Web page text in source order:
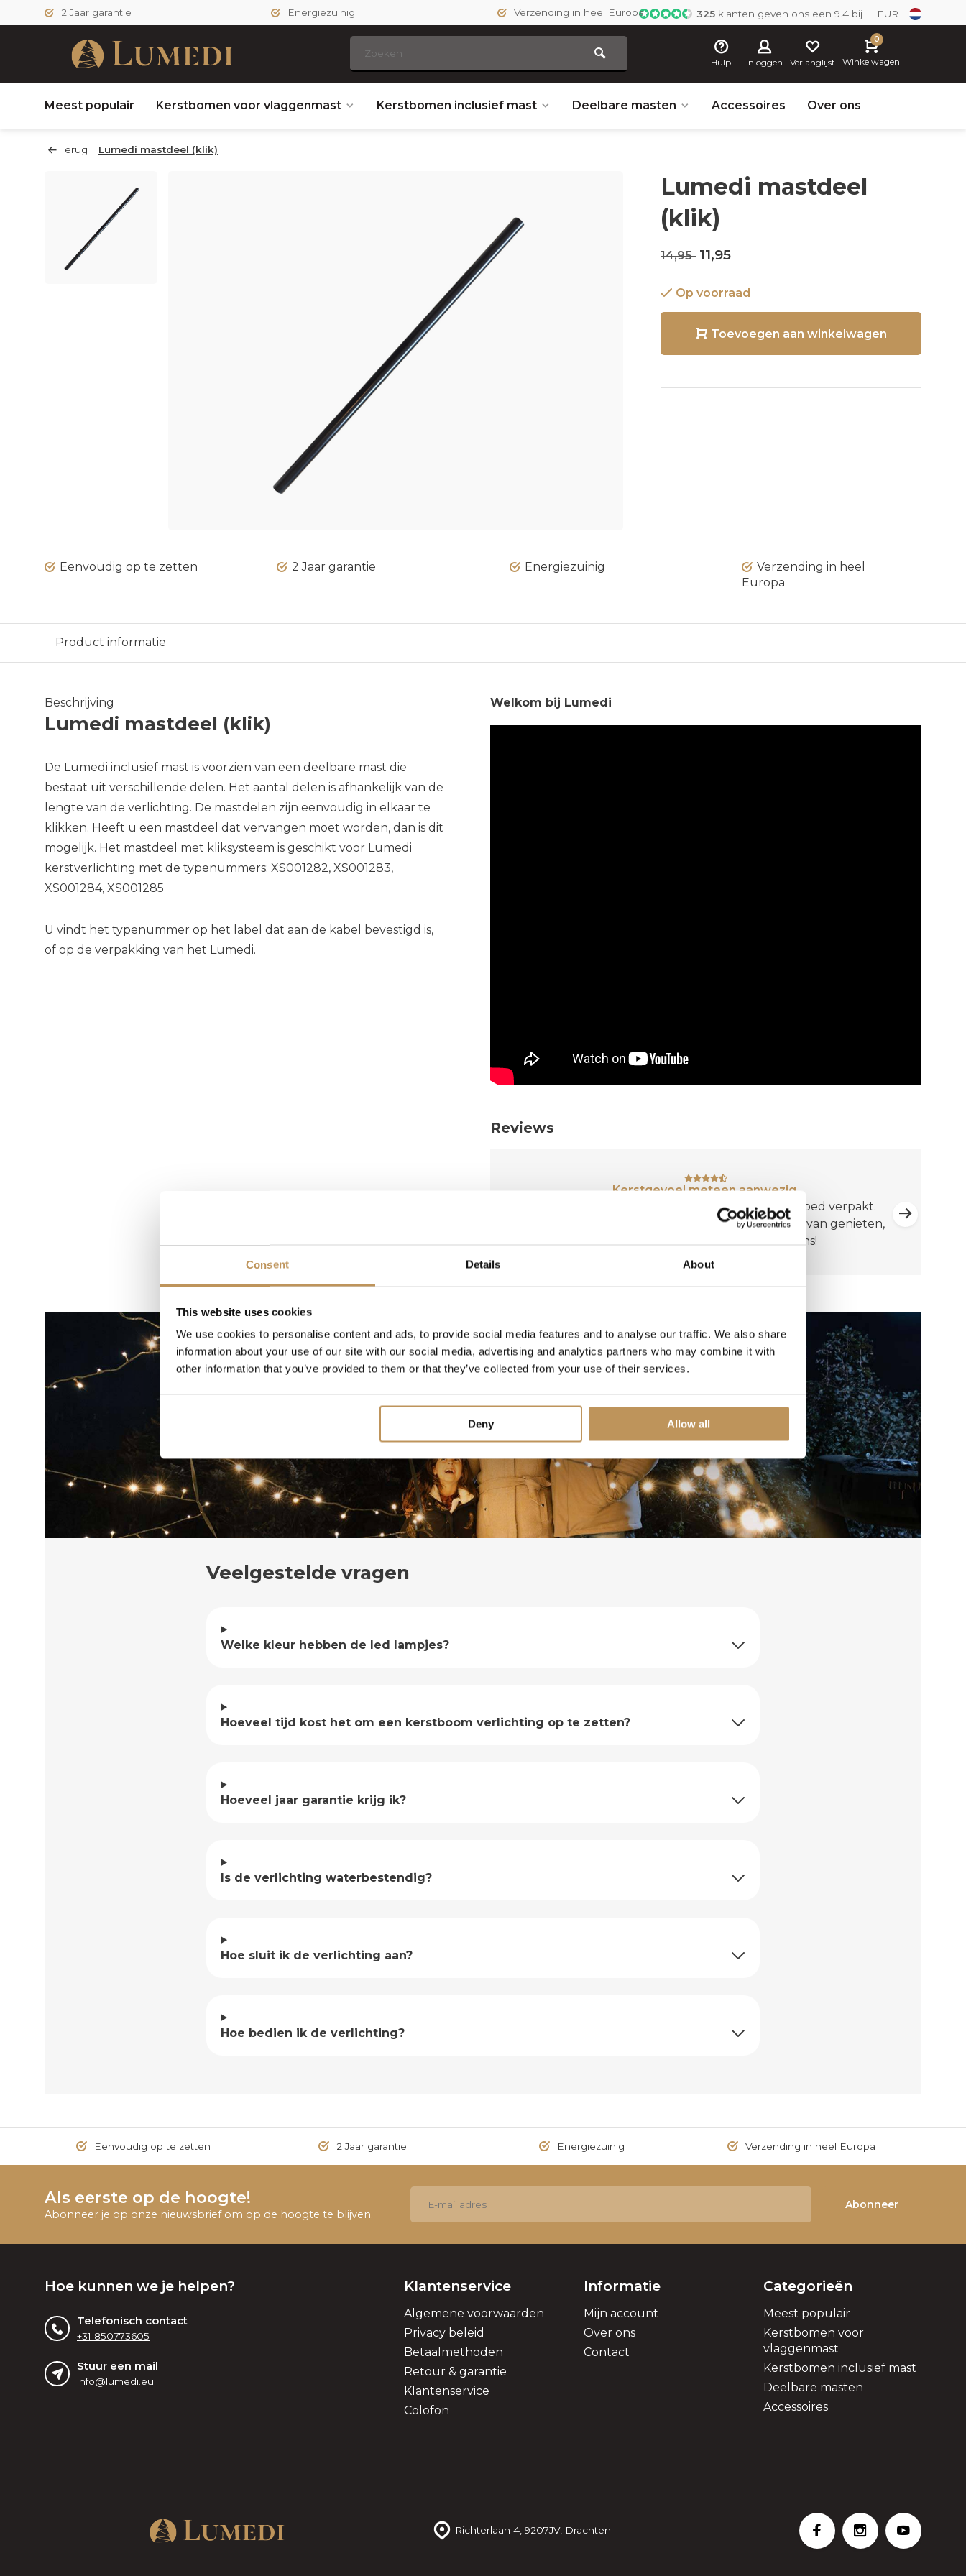
Consent Details About
This website uses cookies
We use cookies to personalise content and ads, to provide social media features and to analyse our traffic. We also share
information about your use of our site with our social media, advertising and analytics partners who may combine it with
other information that you’ve provided to them or that they’ve collected from your use of their services.
Deny Allow all
2 Jaar garantie Energiezuinig Verzending in heel Europa 325 klanten geven ons een 9.4 bij EUR
Hulp Inloggen Verlanglijst
0
Winkelwagen
Meest populair Kerstbomen voor vlaggenmast Kerstbomen inclusief mast Deelbare masten Accessoires Over ons
Terug Lumedi mastdeel (klik)
Lumedi mastdeel
(klik)
14,95 11,95
Op voorraad
Toevoegen aan winkelwagen
Eenvoudig op te zetten 2 Jaar garantie Energiezuinig
Verzending in heel
Europa
Product informatie
Beschrijving
Lumedi mastdeel (klik)
De Lumedi inclusief mast is voorzien van een deelbare mast die
bestaat uit verschillende delen. Het aantal delen is afhankelijk van de
lengte van de verlichting. De mastdelen zijn eenvoudig in elkaar te
klikken. Heeft u een mastdeel dat vervangen moet worden, dan is dit
mogelijk. Het mastdeel met kliksysteem is geschikt voor Lumedi
kerstverlichting met de typenummers: XS001282, XS001283,
XS001284, XS001285
U vindt het typenummer op het label dat aan de kabel bevestigd is,
of op de verpakking van het Lumedi.
Welkom bij Lumedi
Reviews
Kerstgevoel meteen aanwezig.
Mooie degelijke lichtjesboom. Snel geleverd. Goed verpakt.
Laat de kerst maar komen. Ook de buurt kan er van genieten,
dat vergroot het kerstgevoel voor ons!
Veelgestelde vragen
Welke kleur hebben de led lampjes?
Hoeveel tijd kost het om een kerstboom verlichting op te zetten?
Hoeveel jaar garantie krijg ik?
Is de verlichting waterbestendig?
Hoe sluit ik de verlichting aan?
Hoe bedien ik de verlichting?
Eenvoudig op te zetten 2 Jaar garantie Energiezuinig Verzending in heel Europa
Als eerste op de hoogte!
Abonneer je op onze nieuwsbrief om op de hoogte te blijven.
Abonneer
Hoe kunnen we je helpen?
Telefonisch contact
+31 850773605
Stuur een mail
info@lumedi.eu
Klantenservice
Algemene voorwaarden
Privacy beleid
Betaalmethoden
Retour & garantie
Klantenservice
Colofon
Informatie
Mijn account
Over ons
Contact
Categorieën
Meest populair
Kerstbomen voor
vlaggenmast
Kerstbomen inclusief mast
Deelbare masten
Accessoires
Richterlaan 4, 9207JV, Drachten